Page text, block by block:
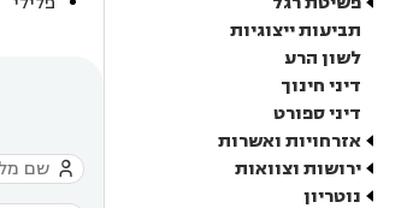
תביעות ייצוגיות
לשון הרע
דיני חינוך
דיני ספורט
אזרחויות ואשרות
ירושות וצוואות
נוטריון
